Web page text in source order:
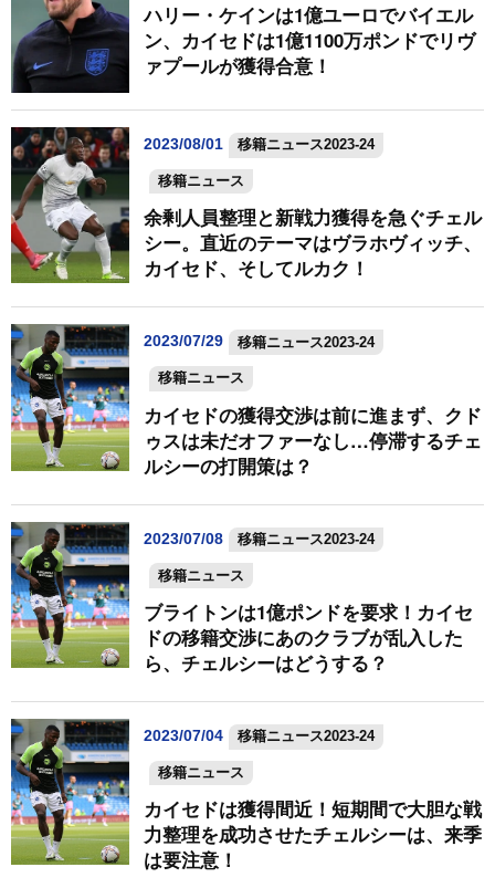
ハリー・ケインは1億ユーロでバイエル
ン、カイセドは1億1100万ポンドでリヴ
ァプールが獲得合意！
2023/08/01 移籍ニュース2023-24
移籍ニュース
余剰人員整理と新戦力獲得を急ぐチェル
シー。直近のテーマはヴラホヴィッチ、
カイセド、そしてルカク！
2023/07/29 移籍ニュース2023-24
移籍ニュース
カイセドの獲得交渉は前に進まず、クド
ゥスは未だオファーなし…停滞するチェ
ルシーの打開策は？
2023/07/08 移籍ニュース2023-24
移籍ニュース
ブライトンは1億ポンドを要求！カイセ
ドの移籍交渉にあのクラブが乱入した
ら、チェルシーはどうする？
2023/07/04 移籍ニュース2023-24
移籍ニュース
カイセドは獲得間近！短期間で大胆な戦
力整理を成功させたチェルシーは、来季
は要注意！